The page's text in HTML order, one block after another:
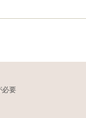
が必要